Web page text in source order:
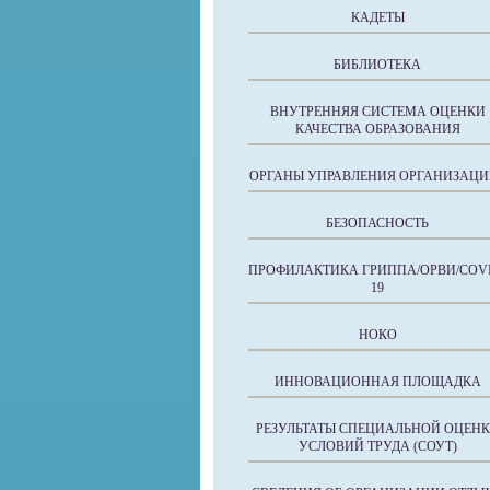
КАДЕТЫ
БИБЛИОТЕКА
ВНУТРЕННЯЯ СИСТЕМА ОЦЕНКИ
КАЧЕСТВА ОБРАЗОВАНИЯ
ОРГАНЫ УПРАВЛЕНИЯ
БЕЗОПАСНОСТЬ
ПРОФИЛАКТИКА ГРИППА/ОРВИ/
19
НОКО
ИННОВАЦИОННАЯ ПЛОЩАДКА
РЕЗУЛЬТАТЫ СПЕЦИАЛЬНОЙ
УСЛОВИЙ ТРУДА (СОУТ)